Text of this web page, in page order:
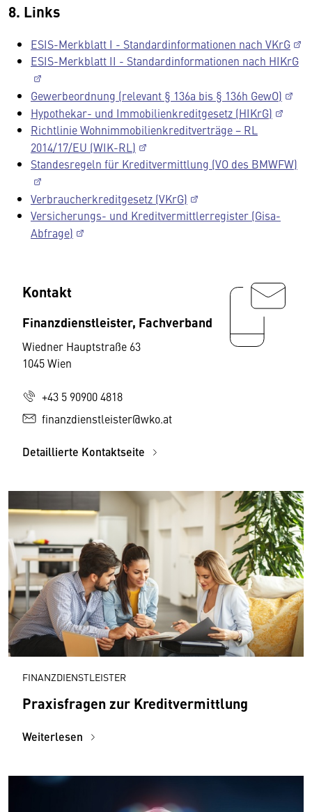
8. Links
ESIS-Merkblatt I - Standardinformationen nach VKrG
ESIS-Merkblatt II - Standardinformationen nach HIKrG
Gewerbeordnung (relevant § 136a bis § 136h GewO)
Hypothekar- und Immobilienkreditgesetz (HIKrG)
Richtlinie Wohnimmobilienkreditverträge − RL
2014/17/EU (WIK-RL)
Standesregeln für Kreditvermittlung (VO des BMWFW)
Verbraucherkreditgesetz (VKrG)
Versicherungs- und Kreditvermittlerregister (Gisa-
Abfrage)
Kontakt
Finanzdienstleister, Fachverband
Wiedner Hauptstraße 63
1045 Wien
+43 5 90900 4818
finanzdienstleister@wko.at
Detaillierte Kontaktseite
FINANZDIENSTLEISTER
Praxisfragen zur Kreditvermittlung
Weiterlesen